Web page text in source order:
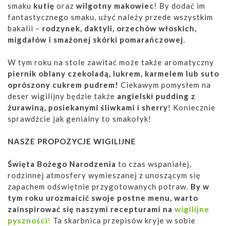
smaku kutię oraz wilgotny makowiec! By dodać im
fantastycznego smaku, użyć należy przede wszystkim
bakalii – rodzynek, daktyli, orzechów włoskich,
migdałów i smażonej skórki pomarańczowej.
W tym roku na stole zawitać może także aromatyczny
piernik oblany czekoladą, lukrem, karmelem lub suto
oprószony cukrem pudrem! Ciekawym pomysłem na
deser wigilijny będzie także angielski pudding z
żurawiną, posiekanymi śliwkami i sherry! Koniecznie
sprawdźcie jak genialny to smakołyk!
NASZE PROPOZYCJE WIGILIJNE
Święta Bożego Narodzenia to czas wspaniałej,
rodzinnej atmosfery wymieszanej z unoszącym się
zapachem odświętnie przygotowanych potraw. By w
tym roku urozmaicić swoje postne menu, warto
zainspirować się naszymi recepturami na wigilijne
pyszności! Ta skarbnica przepisów kryje w sobie